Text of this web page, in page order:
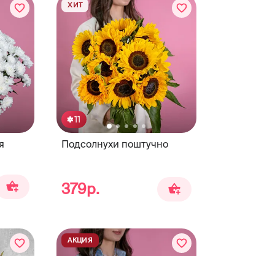
11
Подсолнухи поштучно
ХИТ
379р.
АКЦИЯ